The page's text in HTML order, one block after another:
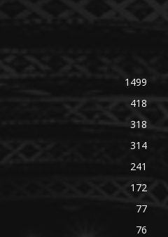
1499
418
318
314
241
172
77
76